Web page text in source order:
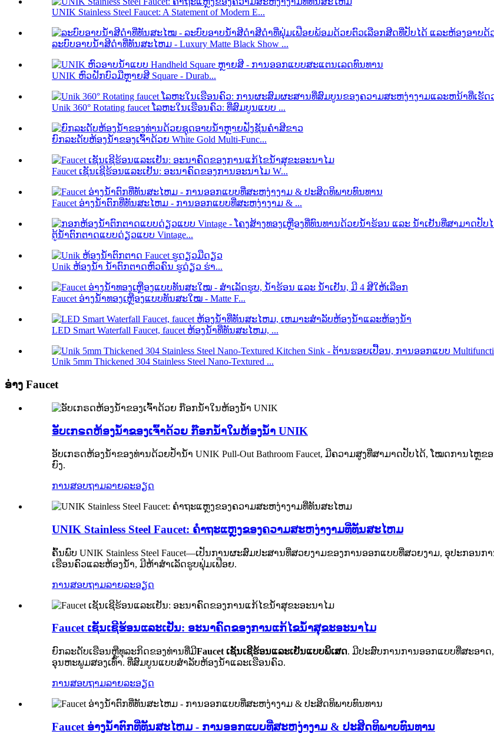
UNIK Stainless Steel Faucet: A Statement of Modern E...
ລະ​ບົບ​ອາບ​ນ​້​ໍາ​ສີ​ດໍາ​ທີ່​ທັນ​ສະ​ໄຫມ - Luxury Matte Black Show ...
UNIK ຫົວຝັກບົວມືຫຼາຍສີ Square - Durab...
Unik 360° Rotating faucet ໂລຫະໃນເຮືອນຄົວ: ທີ່ສົມບູນແບບ ...
ຍົກລະດັບຫ້ອງນ້ຳຂອງເຈົ້າດ້ວຍ White Gold Multi-Func...
Faucet ເຊັນເຊີຮ້ອນແລະເຢັນ: ອະນາຄົດຂອງການອະນາໄມ W...
Faucet ອ່າງນ້ໍາຕົກທີ່ທັນສະໄຫມ - ການອອກແບບທີ່ສະຫງ່າງາມ & ...
ຕູ້ນ້ຳຕົກຕາດແບບດ່ຽວແບບ Vintage...
Unik ຫ້ອງນໍ້າ ນໍ້າຕົກຕາດຫົວຄົນ ຮູດ່ຽວ ຮ່າ...
Faucet ອ່າງນ້ຳທອງເຫຼືອງແບບທັນສະໃໝ - Matte F...
LED Smart Waterfall Faucet, faucet ຫ້ອງນ້ໍາທີ່ທັນສະໄຫມ, ...
Unik 5mm Thickened 304 Stainless Steel Nano-Textured ...
ອ່າງ Faucet
ອັບເກຣດຫ້ອງນ້ຳຂອງເຈົ້າດ້ວຍ ກ໊ອກນ້ຳໃນຫ້ອງນ້ຳ UNIK
ອັບເກຣດຫ້ອງນ້ຳຂອງທ່ານດ້ວຍປ້ຳນ້ຳ UNIK Pull-Out Bathroom Faucet, ມີຄວາມສູງທີ່ສາມາດປັບໄດ້, ໂໝດການໄ
ຍົງ.
ການສອບຖາມລາຍລະອຽດ
UNIK Stainless Steel Faucet: ຄໍາຖະແຫຼງຂອງຄວາມສະຫງ່າງາມທີ່ທັນສະໄຫມ
ຄົ້ນ​ພົບ UNIK Stainless Steel Faucet—ເປັນ​ການ​ຜະ​ສົມ​ປະ​ສານ​ທີ່​ສວຍ​ງາມ​ຂອງ​ການ​ອອກ​ແບບ​ທີ່​ສວຍ​ງາມ, ອຸ​ປະ​ກອ
ເຮືອນຄົວແລະຫ້ອງນ້ໍາ, ມີຫ້າສໍາເລັດຮູບຟຸ່ມເຟືອຍ.
ການສອບຖາມລາຍລະອຽດ
Faucet ເຊັນເຊີຮ້ອນແລະເຢັນ: ອະນາຄົດຂອງການແກ້ໄຂນ້ໍາສຸຂະອະນາໄມ
ຍົກ​ລະ​ດັບ​ເຮືອນ​ຫຼື​ທຸ​ລະ​ກິດ​ຂອງ​ທ່ານ​ທີ່​ມີ​Faucet ເຊັນເຊີຮ້ອນແລະເຢັນແບບພິເສດ. ມີປະສົບການການອອກແບບທີ່ສະອາ
ອຸນຫະພູມສອງເທົ່າ. ທີ່ສົມບູນແບບສໍາລັບຫ້ອງນ້ໍາແລະເຮືອນຄົວ.
ການສອບຖາມລາຍລະອຽດ
Faucet ອ່າງນ້ໍາຕົກທີ່ທັນສະໄຫມ - ການອອກແບບທີ່ສະຫງ່າງາມ & ປະສິດທິພາບທົນທານ